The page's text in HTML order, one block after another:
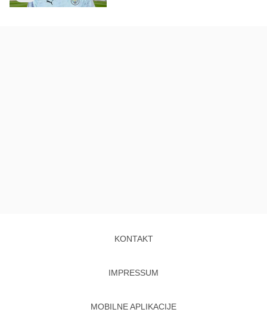
KONTAKT
IMPRESSUM
MOBILNE APLIKACIJE